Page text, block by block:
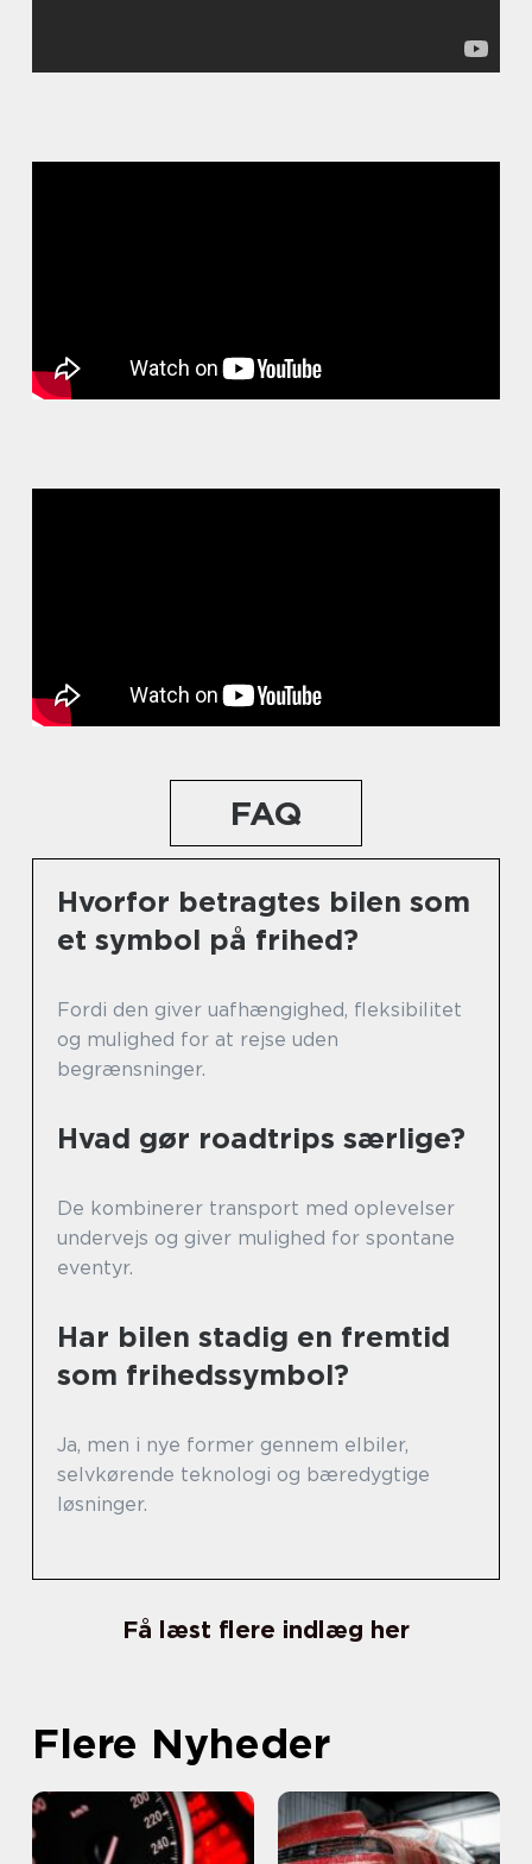
FAQ
Hvorfor betragtes bilen som
et symbol på frihed?
Fordi den giver uafhængighed, fleksibilitet
og mulighed for at rejse uden
begrænsninger.
Hvad gør roadtrips særlige?
De kombinerer transport med oplevelser
undervejs og giver mulighed for spontane
eventyr.
Har bilen stadig en fremtid
som frihedssymbol?
Ja, men i nye former gennem elbiler,
selvkørende teknologi og bæredygtige
løsninger.
Få læst flere indlæg her
Flere Nyheder